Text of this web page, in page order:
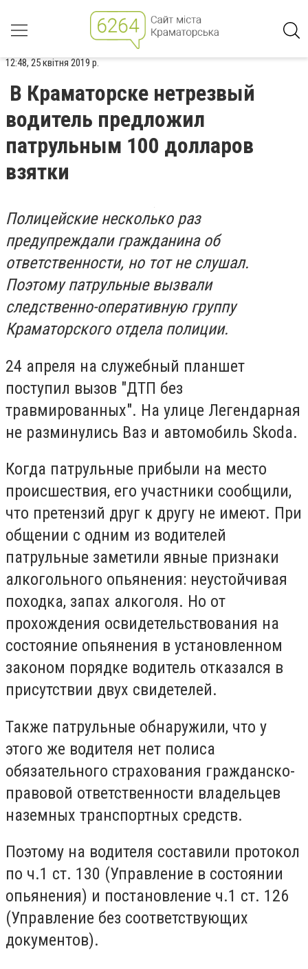
12:48, 25 квітня 2019 р.
В Краматорске нетрезвый
водитель предложил
патрульным 100 долларов
взятки
Полицейские несколько раз
предупреждали гражданина об
ответственности, но тот не слушал.
Поэтому патрульные вызвали
следственно-оперативную группу
Краматорского отдела полиции.
24 апреля на служебный планшет
поступил вызов "ДТП без
травмированных". На улице Легендарная
не разминулись Ваз и автомобиль Skoda.
Когда патрульные прибыли на место
происшествия, его участники сообщили,
что претензий друг к другу не имеют. При
общении с одним из водителей
патрульные заметили явные признаки
алкогольного опьянения: неустойчивая
походка, запах алкоголя. Но от
прохождения освидетельствования на
состояние опьянения в установленном
законом порядке водитель отказался в
присутствии двух свидетелей.
Также патрульные обнаружили, что у
этого же водителя нет полиса
обязательного страхования гражданско-
правовой ответственности владельцев
наземных транспортных средств.
Поэтому на водителя составили протокол
по ч.1 ст. 130 (Управление в состоянии
опьянения) и постановление ч.1 ст. 126
(Управление без соответствующих
документов).